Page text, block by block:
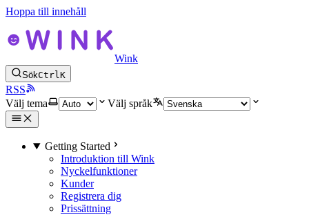
Hoppa till innehåll
Wink
SökCtrlK
RSS
Välj tema
Välj språk
Getting Started
Introduktion till Wink
Nyckelfunktioner
Kunder
Registrera dig
Prissättning